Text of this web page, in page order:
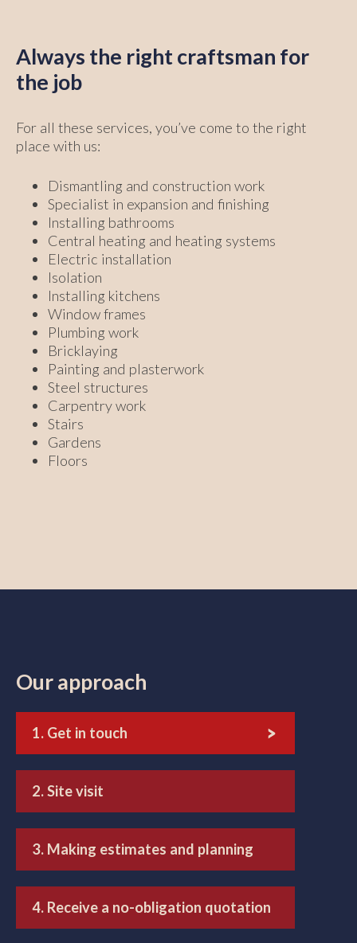
Always the right craftsman for
the job
For all these services, you’ve come to the right
place with us:
Dismantling and construction work
Specialist in expansion and finishing
Installing bathrooms
Central heating and heating systems
Electric installation
Isolation
Installing kitchens
Window frames
Plumbing work
Bricklaying
Painting and plasterwork
Steel structures
Carpentry work
Stairs
Gardens
Floors
Our approach
1. Get in touch
2. Site visit
3. Making estimates and planning
4. Receive a no-obligation quotation